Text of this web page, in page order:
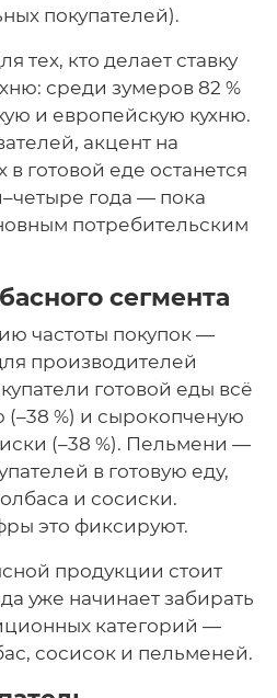
покупателей).
тех, кто делает ставку
среди зумеров 82 %
и европейскую кухню.
акцент на
готовой еде останется
года — пока
потребительским
сегмента
частоты покупок —
производителей
готовой еды всё
%) и сырокопченую
(–38 %). Пельмени —
в готовую еду,
и сосиски.
это фиксируют.
продукции стоит
уже начинает забирать
категорий —
сосисок и пельменей.